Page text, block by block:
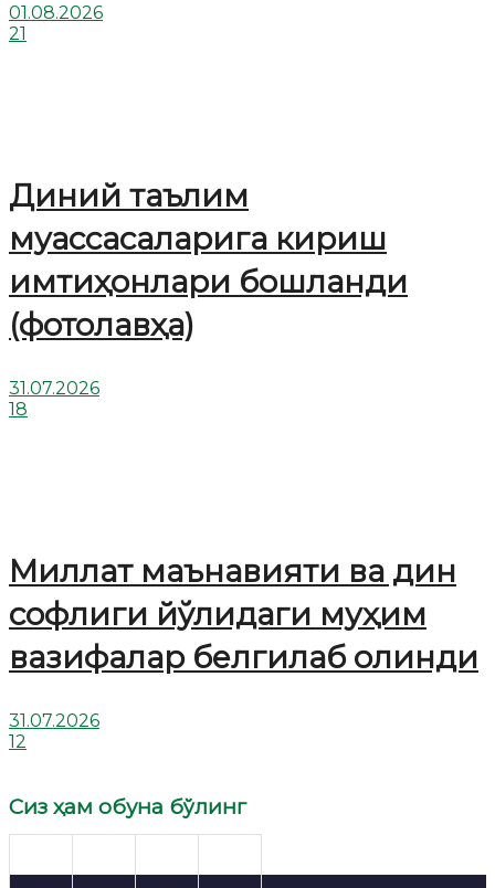
01.08.2026
21
Диний таълим
муассасаларига кириш
имтиҳонлари бошланди
(фотолавҳа)
31.07.2026
18
Миллат маънавияти ва дин
софлиги йўлидаги муҳим
вазифалар белгилаб олинди
31.07.2026
12
Сиз ҳам обуна бўлинг